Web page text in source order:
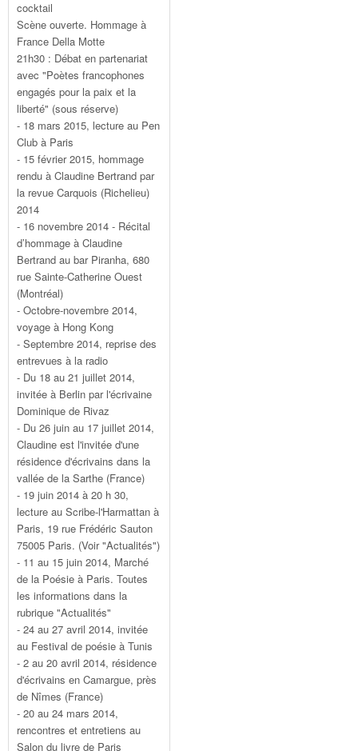
cocktail
Scène ouverte. Hommage à
France Della Motte
21h30 : Débat en partenariat
avec "Poètes francophones
engagés pour la paix et la
liberté" (sous réserve)
- 18 mars 2015, lecture au Pen
Club à Paris
- 15 février 2015, hommage
rendu à Claudine Bertrand par
la revue Carquois (Richelieu)
2014
- 16 novembre 2014 - Récital
d’hommage à Claudine
Bertrand au bar Piranha, 680
rue Sainte-Catherine Ouest
(Montréal)
- Octobre-novembre 2014,
voyage à Hong Kong
- Septembre 2014, reprise des
entrevues à la radio
- Du 18 au 21 juillet 2014,
invitée à Berlin par l'écrivaine
Dominique de Rivaz
- Du 26 juin au 17 juillet 2014,
Claudine est l'invitée d'une
résidence d'écrivains dans la
vallée de la Sarthe (France)
- 19 juin 2014 à 20 h 30,
lecture au Scribe-l'Harmattan à
Paris, 19 rue Frédéric Sauton
75005 Paris. (Voir "Actualités")
- 11 au 15 juin 2014, Marché
de la Poésie à Paris. Toutes
les informations dans la
rubrique "Actualités"
- 24 au 27 avril 2014, invitée
au Festival de poésie à Tunis
- 2 au 20 avril 2014, résidence
d'écrivains en Camargue, près
de Nîmes (France)
- 20 au 24 mars 2014,
rencontres et entretiens au
Salon du livre de Paris